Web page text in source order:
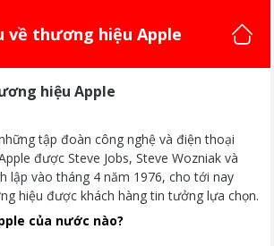
về thương hiệu Apple
hiệu Apple
tập đoàn công nghệ và điện thoại
được Steve Jobs, Steve Wozniak và
lập vào tháng 4 năm 1976, cho tới nay
hiệu được khách hàng tin tưởng lựa chọn.
của nước nào?